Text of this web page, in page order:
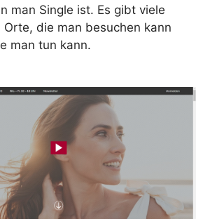
man Single ist. Es gibt viele
Orte, die man besuchen kann
man tun kann.